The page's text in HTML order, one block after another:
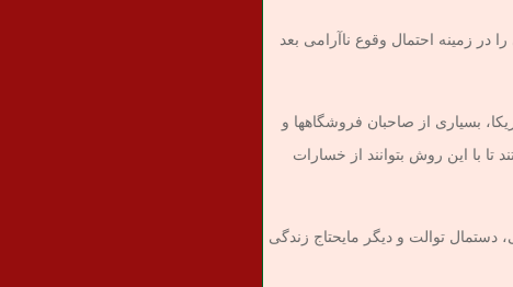
در زمینه احتمال وقوع ناآرامی بعد
بسیاری از صاحبان فروشگاهها و
تا با این روش بتوانند از خسارات
دستمال توالت و دیگر مایحتاج زندگی